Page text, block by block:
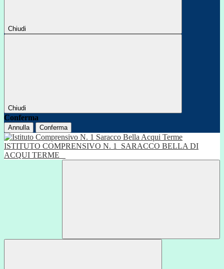
Chiudi
Chiudi
Conferma
Annulla Conferma
ISTITUTO COMPRENSIVO N. 1
SARACCO BELLA DI
ACQUI TERME